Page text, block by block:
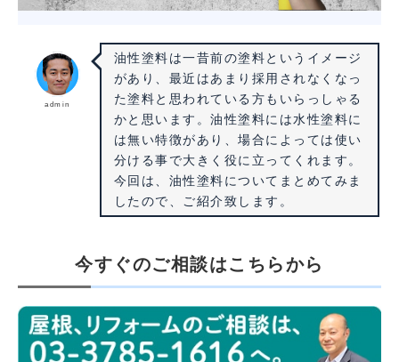
admin
油性塗料は一昔前の塗料というイメージ
があり、最近はあまり採用されなくなっ
た塗料と思われている方もいらっしゃる
かと思います。油性塗料には水性塗料に
は無い特徴があり、場合によっては使い
分ける事で大きく役に立ってくれます。
今回は、油性塗料についてまとめてみま
したので、ご紹介致します。
今すぐのご相談はこちらから